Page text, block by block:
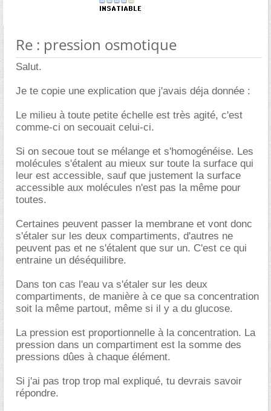
Re : pression osmotique
Salut.
Je te copie une explication que j'avais déja donnée :
Le milieu à toute petite échelle est très agité, c'est
comme-ci on secouait celui-ci.
Si on secoue tout se mélange et s'homogénéise. Les
molécules s'étalent au mieux sur toute la surface qui
leur est accessible, sauf que justement la surface
accessible aux molécules n'est pas la même pour
toutes.
Certaines peuvent passer la membrane et vont donc
s'étaler sur les deux compartiments, d'autres ne
peuvent pas et ne s'étalent que sur un. C'est ce qui
entraine un déséquilibre.
Dans ton cas l'eau va s'étaler sur les deux
compartiments, de manière à ce que sa concentration
soit la même partout, même si il y a du glucose.
La pression est proportionnelle à la concentration. La
pression dans un compartiment est la somme des
pressions dûes à chaque élément.
Si j'ai pas trop trop mal expliqué, tu devrais savoir
répondre.